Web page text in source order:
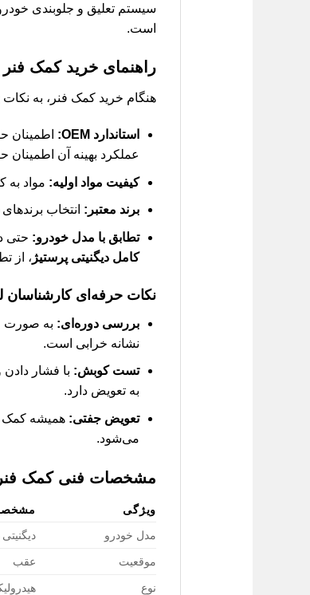
سیستم تعلیق و جلوبندی
است.
راهنمای خریدکمک فنر
هنگام خرید کمک فنر، به نکات
استاندارد OEM:
عملکرد بهینه آن اطمینان
کیفیت مواد اولیه: مواد به
برند معتبر: انتخاب
تطابق با مدل خودرو: حتی
کامل دیگنیتی پرستیژ ، از
نکات حرفه‌ای کارشناسان
بررسی دوره‌ای:
نشانه خرابی است.
تست کوبش:
به تعویض دارد.
تعویض جفتی: همیشه کمک
می‌شود.
مشخصات فنیکمک
ویژگی
مدل خودرو
موقعیت عقب
نوع